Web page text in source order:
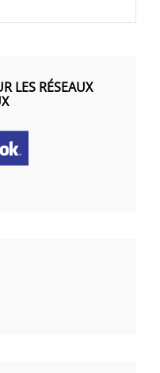
LES RÉSEAUX